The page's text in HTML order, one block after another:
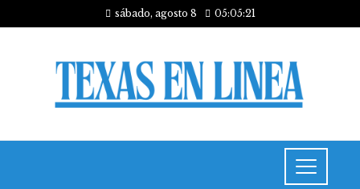
sábado, agosto 8 05:05:21